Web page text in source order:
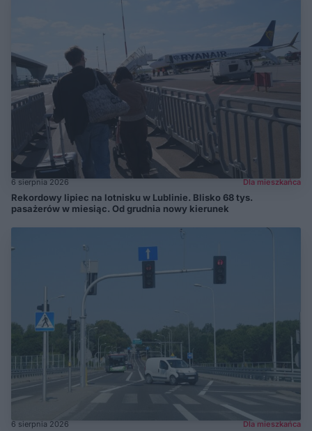
6 sierpnia 2026 Dla mieszkańca
Rekordowy lipiec na lotnisku w Lublinie. Blisko 68 tys.
pasażerów w miesiąc. Od grudnia nowy kierunek
6 sierpnia 2026 Dla mieszkańca